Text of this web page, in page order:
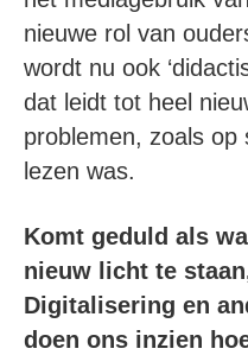
nieuwe rol van
wordt nu ook
dat leidt tot heel
problemen, zoals op
lezen was.
Komt geduld als
nieuw licht te
Digitalisering en
doen ons inzien